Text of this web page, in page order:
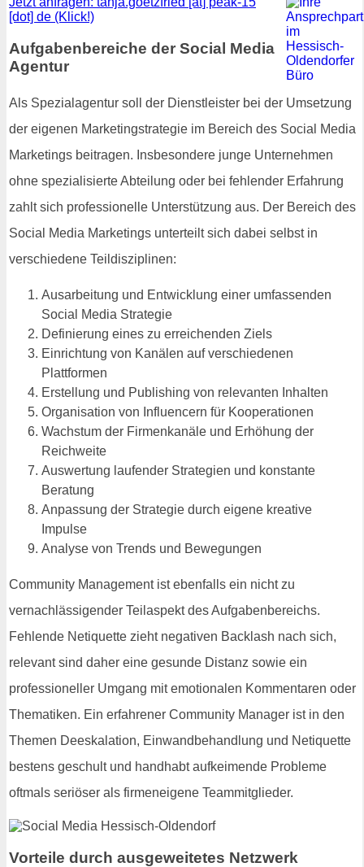
[dot] de (Klick!)
Aufgabenbereiche der Social Media
Agentur
Als Spezialagentur soll der Dienstleister bei der Umsetzung
der eigenen Marketingstrategie im Bereich des Social Media
Marketings beitragen. Insbesondere junge Unternehmen
ohne spezialisierte Abteilung oder bei fehlender Erfahrung
zahlt sich professionelle Unterstützung aus. Der Bereich des
Social Media Marketings unterteilt sich dabei selbst in
verschiedene Teildisziplinen:
Ausarbeitung und Entwicklung einer umfassenden
Social Media Strategie
Definierung eines zu erreichenden Ziels
Einrichtung von Kanälen auf verschiedenen
Plattformen
Erstellung und Publishing von relevanten Inhalten
Organisation von Influencern für Kooperationen
Wachstum der Firmenkanäle und Erhöhung der
Reichweite
Auswertung laufender Strategien und konstante
Beratung
Anpassung der Strategie durch eigene kreative
Impulse
Analyse von Trends und Bewegungen
Community Management ist ebenfalls ein nicht zu
vernachlässigender Teilaspekt des Aufgabenbereichs.
Fehlende Netiquette zieht negativen Backlash nach sich,
relevant sind daher eine gesunde Distanz sowie ein
professioneller Umgang mit emotionalen Kommentaren oder
Thematiken. Ein erfahrener Community Manager ist in den
Themen Deeskalation, Einwandbehandlung und Netiquette
bestens geschult und handhabt aufkeimende Probleme
oftmals seriöser als firmeneigene Teammitglieder.
Vorteile durch ausgeweitetes Netzwerk